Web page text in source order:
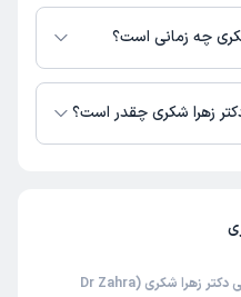
و صبورشون ممنونم
توسط دکتر زهرا شکری در
لطفاً با مطب تماس بگیرید.
چه زمانی است؟
زهرا شکری چقدر است؟
این صفحه مثل سایت نوبت‌دهی اینترنتی دکتر زهرا شکری (Dr Zahra